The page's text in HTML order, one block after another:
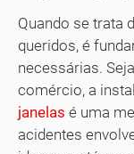
Quando se trata
queridos, é
necessárias.
comércio, a
janelas é uma
acidentes